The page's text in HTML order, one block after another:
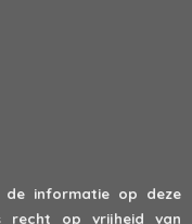
informatie op deze
recht op vrijheid van